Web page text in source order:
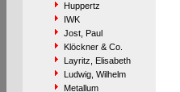
Huppertz
IWK
Jost, Paul
Klöckner & Co.
Layritz, Elisabeth
Ludwig, Wilhelm
Metallum